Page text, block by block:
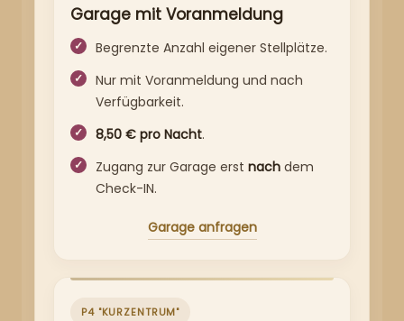
Garage mit Voranmeldung
Begrenzte Anzahl eigener Stellplätze.
Nur mit Voranmeldung und nach
Verfügbarkeit.
8,50 € pro Nacht.
Zugang zur Garage erst nach dem
Check-IN.
Garage anfragen
P4 "KURZENTRUM"